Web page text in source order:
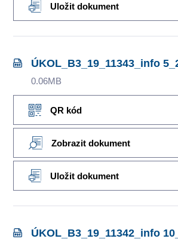
Uložit dokument
ÚKOL_B3_19_11343_info
0.06MB
QR kód
Zobrazit dokument
Uložit dokument
ÚKOL_B3_19_11342_info